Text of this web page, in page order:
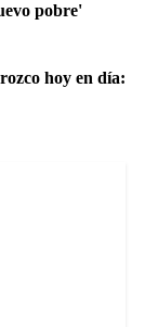
pobre'
hoy en día: